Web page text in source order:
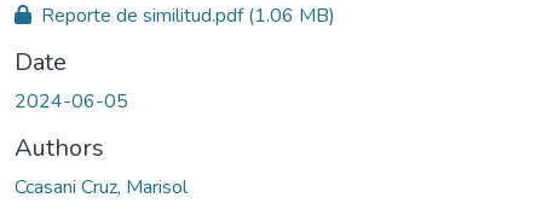
Reporte de similitud.pdf(1.06 MB)
Date
2024-06-05
Authors
Ccasani Cruz, Marisol